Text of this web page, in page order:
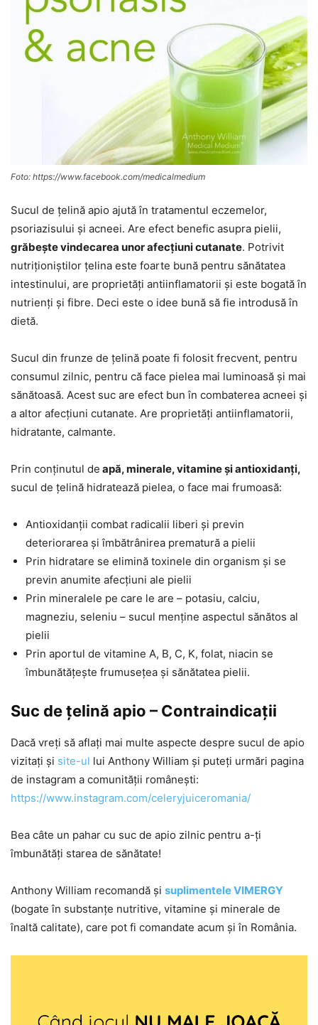
Foto: https://www.facebook.com/medicalmedium
Sucul de țelină apio ajută în tratamentul eczemelor,
psoriazisului și acneei. Are efect benefic asupra pielii,
grăbește vindecarea unor afecțiuni cutanate. Potrivit
nutriționiștilor țelina este foarte bună pentru sănătatea
intestinului, are proprietăți antiinflamatorii și este bogată în
nutrienți și fibre. Deci este o idee bună să fie introdusă în
dietă.
Sucul din frunze de țelină poate fi folosit frecvent, pentru
consumul zilnic, pentru că face pielea mai luminoasă și mai
sănătoasă. Acest suc are efect bun în combaterea acneei și
a altor afecțiuni cutanate. Are proprietăți antiinflamatorii,
hidratante, calmante.
Prin conținutul de apă, minerale, vitamine și antioxidanți,
sucul de țelină hidratează pielea, o face mai frumoasă:
Antioxidanții combat radicalii liberi și previn
deteriorarea și îmbătrânirea prematură a pielii
Prin hidratare se elimină toxinele din organism și se
previn anumite afecțiuni ale pielii
Prin mineralele pe care le are – potasiu, calciu,
magneziu, seleniu – sucul menține aspectul sănătos al
pielii
Prin aportul de vitamine A, B, C, K, folat, niacin se
îmbunătățește frumusețea și sănătatea pielii.
Suc de țelină apio – Contraindicații
Dacă vreți să aflați mai multe aspecte despre sucul de apio
vizitați și site-ul lui Anthony William și puteți urmări pagina
de instagram a comunității românești:
https://www.instagram.com/celeryjuiceromania/
Bea câte un pahar cu suc de apio zilnic pentru a-ți
îmbunătăți starea de sănătate!
Anthony William recomandă și suplimentele VIMERGY
(bogate în substanțe nutritive, vitamine și minerale de
înaltă calitate), care pot fi comandate acum și în România.